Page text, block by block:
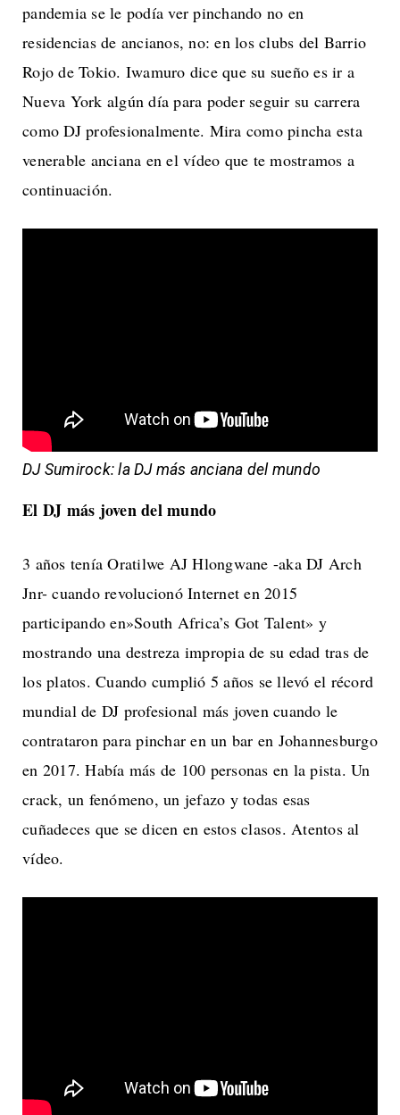
pandemia se le podía ver pinchando no en
residencias de ancianos, no: en los clubs del Barrio
Rojo de Tokio. Iwamuro dice que su sueño es ir a
Nueva York algún día para poder seguir su carrera
como DJ profesionalmente. Mira como pincha esta
venerable anciana en el vídeo que te mostramos a
continuación.
DJ Sumirock: la DJ más anciana del mundo
El DJ más joven del mundo
3 años tenía Oratilwe AJ Hlongwane -aka DJ Arch
Jnr- cuando revolucionó Internet en 2015
participando en»South Africa’s Got Talent» y
mostrando una destreza impropia de su edad tras de
los platos. Cuando cumplió 5 años se llevó el récord
mundial de DJ profesional más joven cuando le
contrataron para pinchar en un bar en Johannesburgo
en 2017. Había más de 100 personas en la pista. Un
crack, un fenómeno, un jefazo y todas esas
cuñadeces que se dicen en estos clasos. Atentos al
vídeo.